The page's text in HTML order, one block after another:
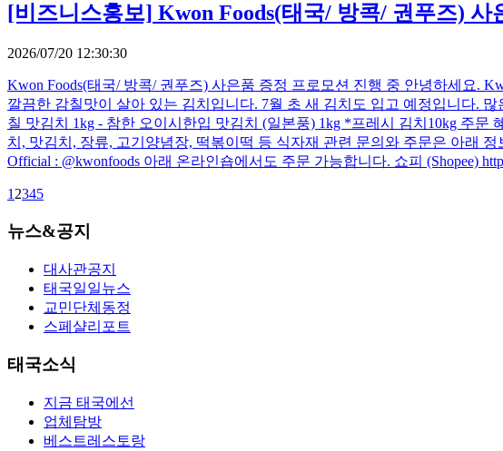
[비즈니스홍보] Kwon Foods(태국/ 방콕/ 권푸즈)
2026/07/20 12:30:30
Kwon Foods(태국/ 방콕/ 권푸즈) 사은품 증정 프로모션 진행 중 안녕하세요.
깔끔한 감칠맛이 살아 있는 김치입니다. 7월 초 새 김치도 입고 예정입니다.
칠 맛김치 1kg - 참한 오이시한입 맛김치 (일본풍) 1kg *프레시 김치10kg 주문
치, 맛김치, 장류, 고기양념장, 떡볶이떡 등 식자재 관련 문의와 주문은 아래 정
Official : @kwonfoods 아래 온라인숍에서도 주문 가능합니다. 쇼피 (Shopee)
1 2345
뉴스&공지
대사관공지
태국일일뉴스
교민단체동정
스페샬리포트
태국소식
지금 태국에선
업체탐방
베스트레스토랑